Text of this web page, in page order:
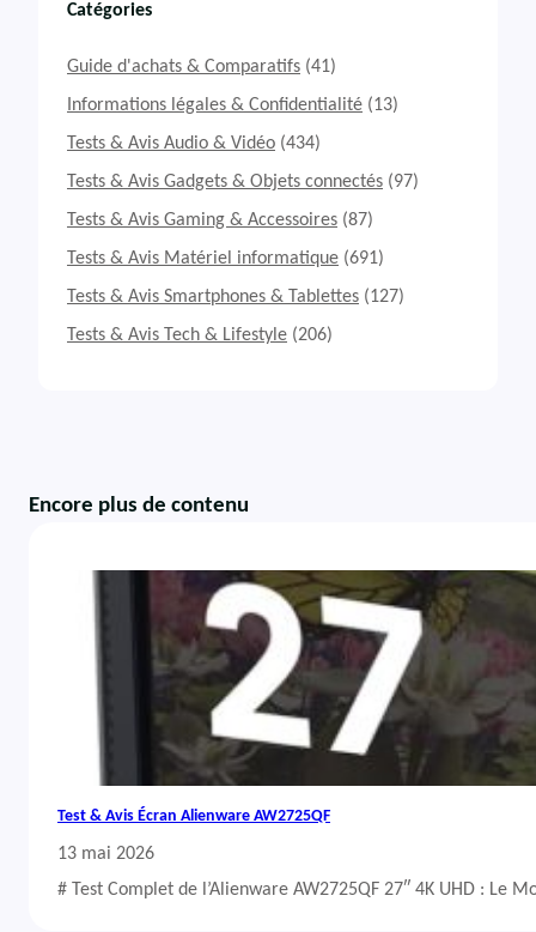
Catégories
Guide d'achats & Comparatifs (41)
Informations légales & Confidentialité (13)
Tests & Avis Audio & Vidéo (434)
Tests & Avis Gadgets & Objets connectés (97)
Tests & Avis Gaming & Accessoires (87)
Tests & Avis Matériel informatique (691)
Tests & Avis Smartphones & Tablettes (127)
Tests & Avis Tech & Lifestyle (206)
Encore plus de contenu
Test & Avis Écran Alienware AW2725QF
13 mai 2026
# Test Complet de l’Alienware AW2725QF 27″ 4K UHD : Le